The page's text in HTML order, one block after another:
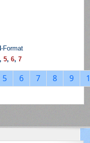
-Format
,5,6,7
5 6 7 8 9